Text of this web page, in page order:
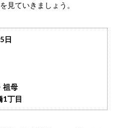
見ていきましょう。
日
祖母
1丁目